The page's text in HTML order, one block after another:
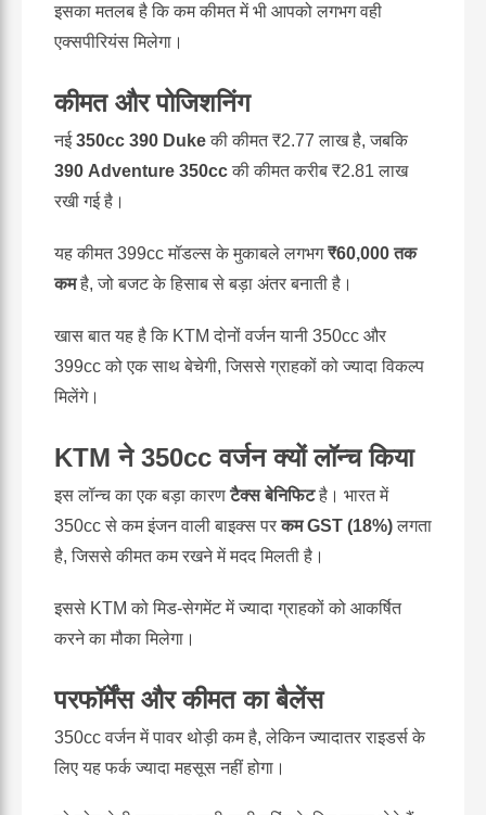
इसका मतलब है कि कम कीमत में भी आपको लगभग वही
एक्सपीरियंस मिलेगा।
कीमत और पोजिशनिंग
नई350cc 390 Dukeकी कीमत ₹2.77 लाख है, जबकि
390 Adventure 350ccकी कीमत करीब ₹2.81 लाख
रखी गई है।
यह कीमत 399cc मॉडल्स के मुकाबले लगभग₹60,000 तक
कमहै, जो बजट के हिसाब से बड़ा अंतर बनाती है।
खास बात यह है कि KTM दोनों वर्जन यानी 350cc और
399cc को एक साथ बेचेगी, जिससे ग्राहकों को ज्यादा विकल्प
मिलेंगे।
KTM ने 350cc वर्जन क्यों लॉन्च किया
इस लॉन्च का एक बड़ा कारणटैक्स बेनिफिटहै। भारत में
350cc से कम इंजन वाली बाइक्स परकम GST (18%)लगता
है, जिससे कीमत कम रखने में मदद मिलती है।
इससे KTM को मिड-सेगमेंट में ज्यादा ग्राहकों को आकर्षित
करने का मौका मिलेगा।
परफॉर्मेंस और कीमत का बैलेंस
350cc वर्जन में पावर थोड़ी कम है, लेकिन ज्यादातर राइडर्स के
लिए यह फर्क ज्यादा महसूस नहीं होगा।